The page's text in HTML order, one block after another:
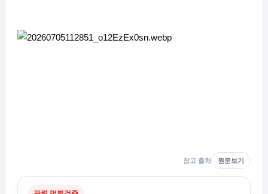
참고 출처 원문보기